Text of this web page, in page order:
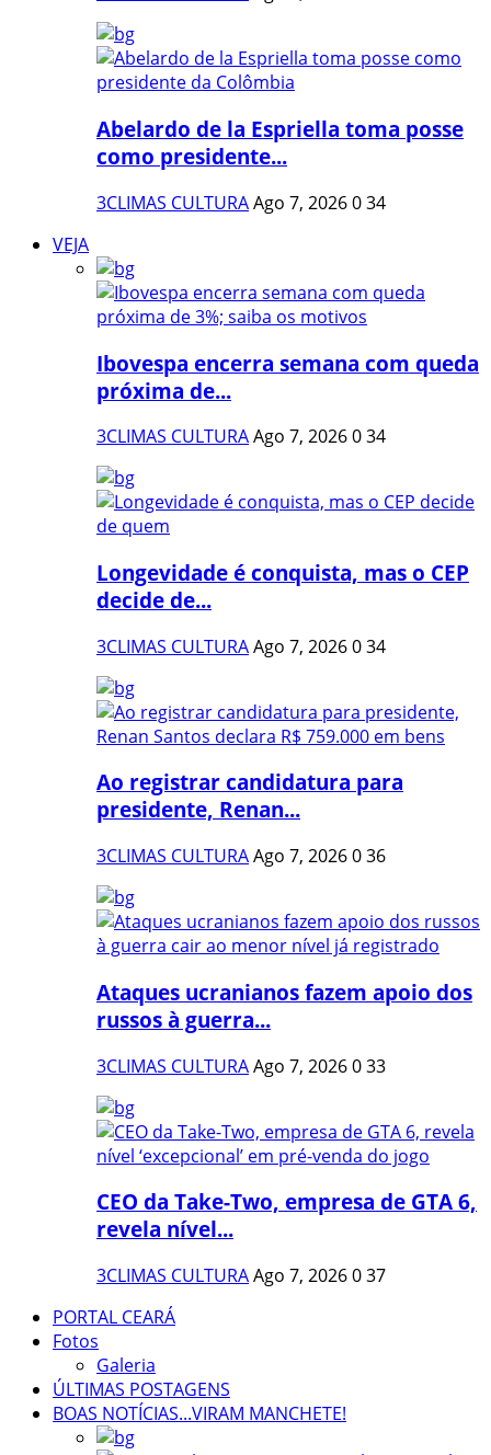
Abelardo de la Espriella toma posse
como presidente...
3CLIMAS CULTURAAgo 7, 2026034
VEJA
Ibovespa encerra semana com queda
próxima de...
3CLIMAS CULTURAAgo 7, 2026034
Longevidade é conquista, mas o CEP
decide de...
3CLIMAS CULTURAAgo 7, 2026034
Ao registrar candidatura para
presidente, Renan...
3CLIMAS CULTURAAgo 7, 2026036
Ataques ucranianos fazem apoio dos
russos à guerra...
3CLIMAS CULTURAAgo 7, 2026033
CEO da Take-Two, empresa de GTA 6,
revela nível...
3CLIMAS CULTURAAgo 7, 2026037
PORTAL CEARÁ
Fotos
Galeria
ÚLTIMAS POSTAGENS
BOAS NOTÍCIAS...VIRAM MANCHETE!